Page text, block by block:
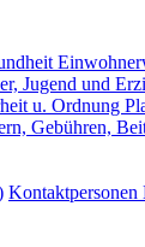
Jugend und
u. Ordnung
Gebühren,
Kontaktpersonen